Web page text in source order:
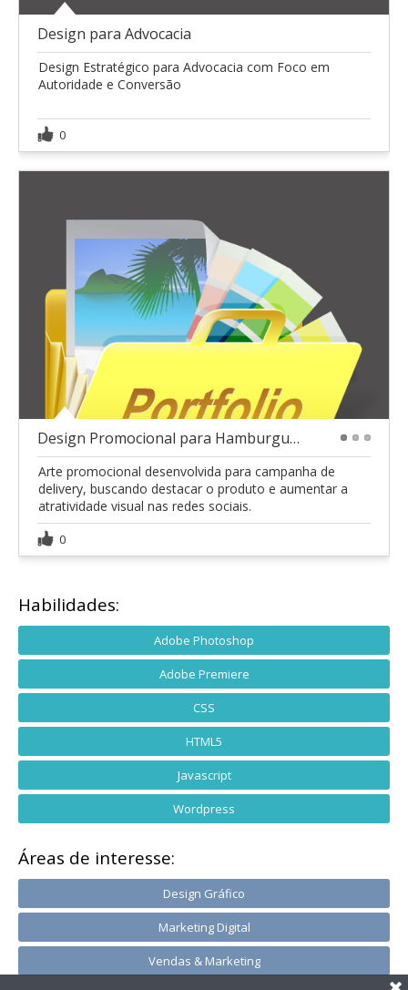
Design para Advocacia
Design Estratégico para Advocacia com Foco em
Autoridade e Conversão
0
Design Promocional para Hamburgueria
Arte promocional desenvolvida para campanha de
delivery, buscando destacar o produto e aumentar a
atratividade visual nas redes sociais.
0
Habilidades:
Adobe Photoshop
Adobe Premiere
CSS
HTML5
Javascript
Wordpress
Áreas de interesse:
Design Gráfico
Marketing Digital
Vendas & Marketing